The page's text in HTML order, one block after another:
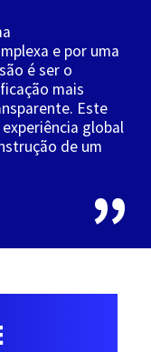
e por uma
é ser o
mais
Este
global
de um